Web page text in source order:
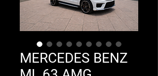
MERCEDES BENZ